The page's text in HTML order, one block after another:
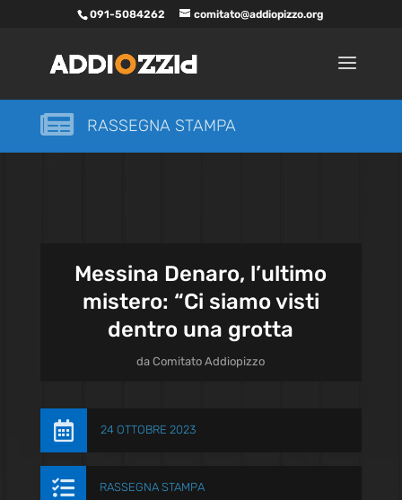
091-5084262 comitato@addiopizzo.org
 RASSEGNA STAMPA
Messina Denaro, l’ultimo
mistero: “Ci siamo visti
dentro una grotta
daComitato Addiopizzo
 24 OTTOBRE 2023
 RASSEGNA STAMPA